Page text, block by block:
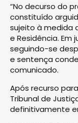
“No decurso do
constituído
sujeito à medida
e Residência. Em
seguindo-se
e sentença
comunicado.
Após recurso
Tribunal de
definitivamente